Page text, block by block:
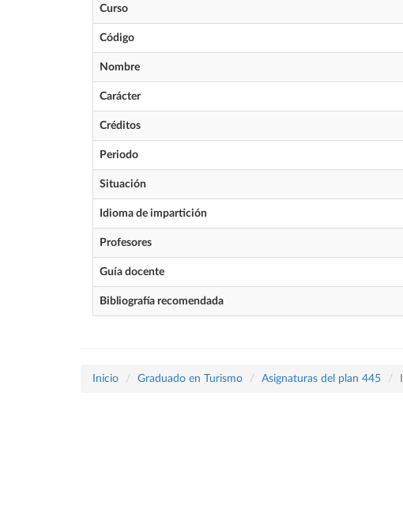
Curso
Código
Nombre
Carácter
Créditos
Periodo
Situación
Idioma de impartición
Profesores
Guía docente
Bibliografía recomendada
Inicio Graduado en Turismo Asignaturas del plan 445